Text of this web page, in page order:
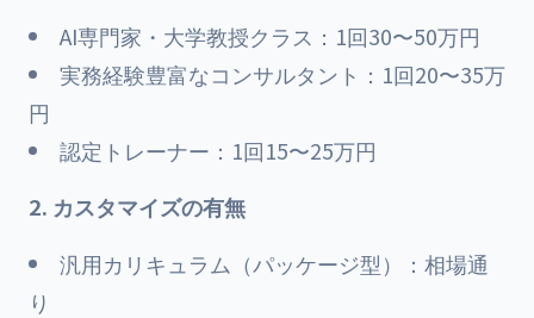
AI専門家・大学教授クラス：1回30〜50万円
実務経験豊富なコンサルタント：1回20〜35万
円
認定トレーナー：1回15〜25万円
2. カスタマイズの有無
汎用カリキュラム（パッケージ型）：相場通
り